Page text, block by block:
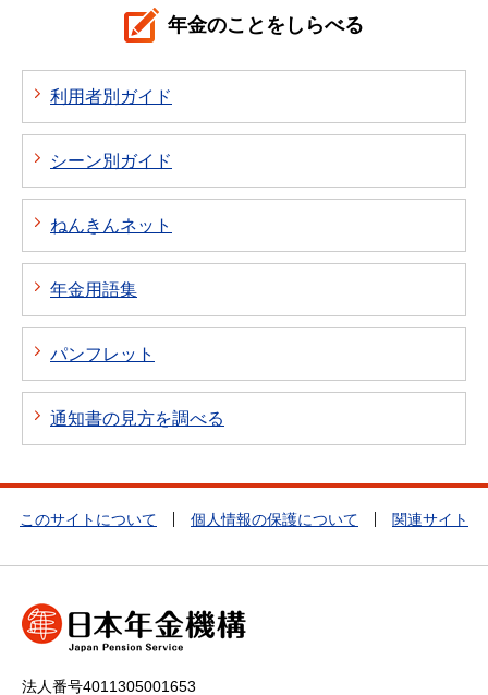
年金のことをしらべる
利用者別ガイド
シーン別ガイド
ねんきんネット
年金用語集
パンフレット
通知書の見方を調べる
このサイトについて 個人情報の保護について 関連サイト
法人番号4011305001653